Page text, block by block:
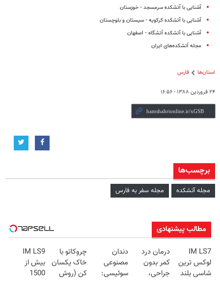
آشنایی با آتشکده سرمسجد - خوزستان
آشنایی با آتشکده کرکویه - سیستان و بلوچستان
آشنایی با آتشکده آتشگاه - اصفهان
مجله آتشکده‌های ایران
برچسب‌ها
مجله آتشکده مجله سفر به فارس
استان‌ها فارس
۲۴ فروردین ۱۳۸۸ - ۱۶:۵۶
مطالب پیشنهادی
IM LS7
لوکس ترین
شاسی بلند
درمان درد
کمر بدون
جراحی،
دندان
مصنوعی
سوئیسی:
چروکاتو با
خاک یکسان
کن (روش
IM LS9
بیش از
1500